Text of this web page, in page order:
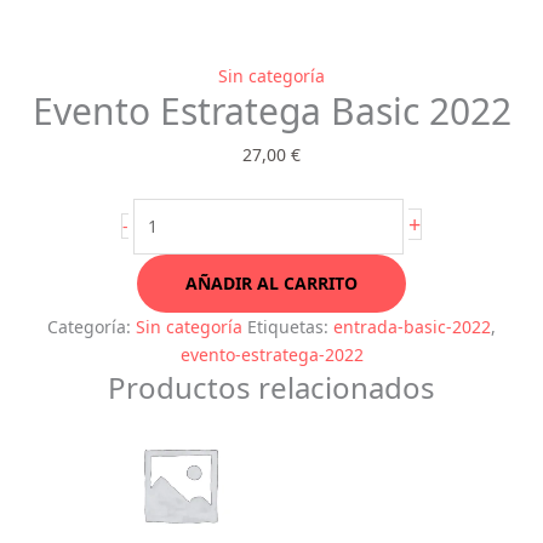
Sin categoría
Evento Estratega Basic 2022
27,00 €
-
Estratega
Basic
+
AÑADIR AL CARRITO
Categoría: Sin categoría Etiquetas: entrada-basic-2022,
evento-estratega-2022
Productos relacionados